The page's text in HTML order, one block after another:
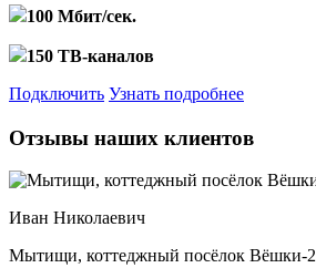
100 Мбит/сек.
150 ТВ-каналов
Подключить Узнать подробнее
Отзывы наших клиентов
Иван Николаевич
Мытищи, коттеджный посёлок Вёшки-2